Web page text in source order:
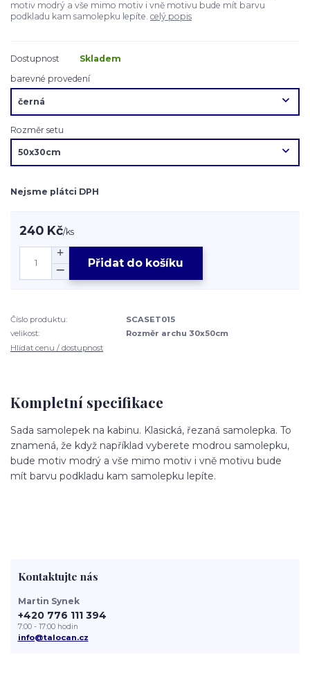
motiv modrý a vše mimo motiv i vně motivu bude mít barvu
podkladu kam samolepku lepíte. celý popis
Dostupnost
Skladem
barevné provedení
Rozměr setu
Nejsme plátci DPH
240 Kč/ks
Přidat do košíku
Číslo produktu:
SCASET015
velikost:
Rozměr archu 30x50cm
Hlídat cenu / dostupnost
Kompletní specifikace
Sada samolepek na kabinu. Klasická, řezaná samolepka. To
znamená, že když například vyberete modrou samolepku,
bude motiv modrý a vše mimo motiv i vně motivu bude
mít barvu podkladu kam samolepku lepíte.
Kontaktujte nás
Martin Synek
+420 776 111 394
7:00 - 17:00 hodin
info@talocan.cz